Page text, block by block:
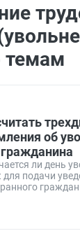
темам
об
ли день
для подачи